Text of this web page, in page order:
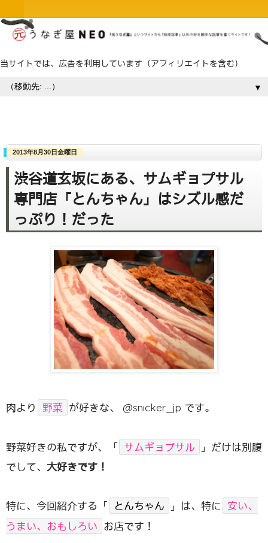
当サイトでは、広告を利用しています（アフィリエイトを含む）
▼
2013年8月30日金曜日
渋谷道玄坂にある、サムギョプサル
専門店「とんちゃん」はシズル感だ
っぷり！だった
肉より 野菜 が好きな、 @snicker_jp です。
野菜好きの私ですが、「 サムギョプサル
」だけは別腹
でして、 大好きです！
特に、今回紹介する「 とんちゃん 」は、特に 安い、
うまい、おもしろい お店です！